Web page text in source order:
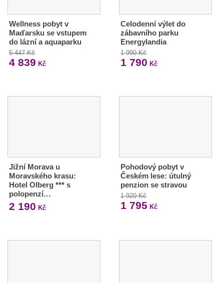
Wellness pobyt v
Maďarsku se vstupem
do lázní a aquaparku
5 447 Kč
4 839 Kč
Celodenní výlet do
zábavního parku
Energylandia
1 990 Kč
1 790 Kč
Jižní Morava u
Moravského krasu:
Hotel Olberg *** s
polopenzí…
2 190 Kč
Pohodový pobyt v
Českém lese: útulný
penzion se stravou
1 920 Kč
1 795 Kč